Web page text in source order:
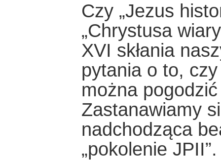
Czy „Jezus
„Chrystusa
XVI skłania
pytania o to,
można
Zastanawiamy
nadchodząca
„pokolenie JPII”.